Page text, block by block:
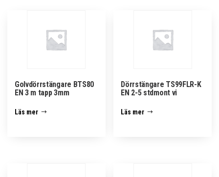
Golvdörrstängare BTS80
EN 3 m tapp 3mm
Läs mer
Dörrstängare TS99FLR-K
EN 2-5 stdmont vi
Läs mer